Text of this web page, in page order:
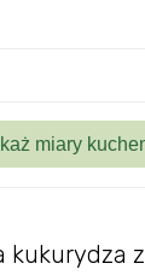
kukurydza